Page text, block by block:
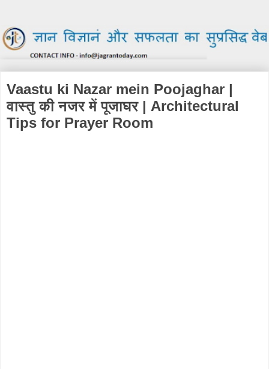
Vaastu ki Nazar mein Poojaghar |
वास्तु की नजर में पूजाघर | Architectural
Tips for Prayer Room